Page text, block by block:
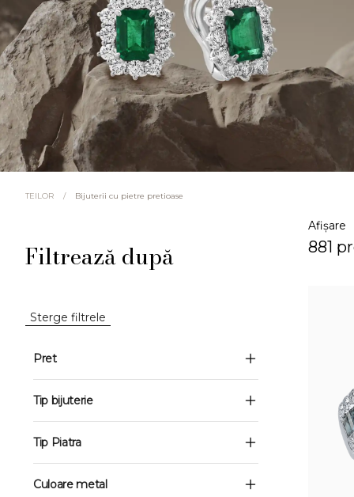
TEILOR / Bijuterii cu pietre pretioase
Afișare
881
Filtrează după
Sterge filtrele
Pret
Tip bijuterie
Tip Piatra
Culoare metal